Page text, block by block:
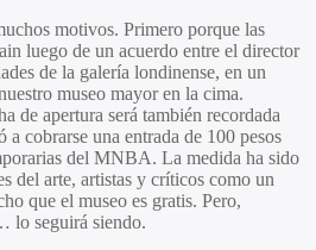
motivos. Primero porque las
luego de un acuerdo entre el director
de la galería londinense, en un
museo mayor en la cima.
de apertura será también recordada
cobrarse una entrada de 100 pesos
del MNBA. La medida ha sido
del arte, artistas y críticos como un
que el museo es gratis. Pero,
lo seguirá siendo.